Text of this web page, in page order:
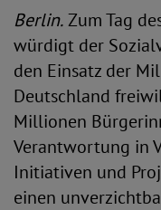
Berlin.Zum Tag
würdigt der
den Einsatz der
Deutschland
Millionen
Verantwortung in
Initiativen und
einen